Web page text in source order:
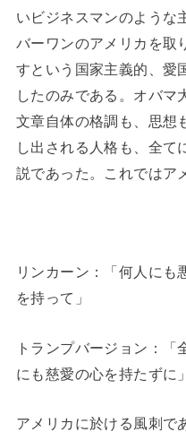
いビジネスマンのような
バーワンのアメリカを取
すという国家主義的、愛
したのみである。オバマ
文章自体の格調も、思想
し出される人格も、全て
説であった。これではア
リンカーン：「何人にも
を持って」
トランプバージョン：「
にも慈愛の心を持たずに」
アメリカに於ける風刺で